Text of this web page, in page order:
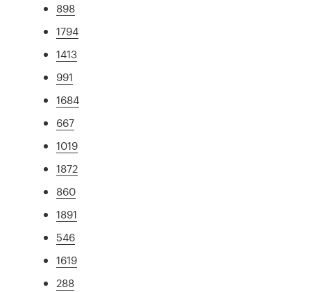
898
1794
1413
991
1684
667
1019
1872
860
1891
546
1619
288